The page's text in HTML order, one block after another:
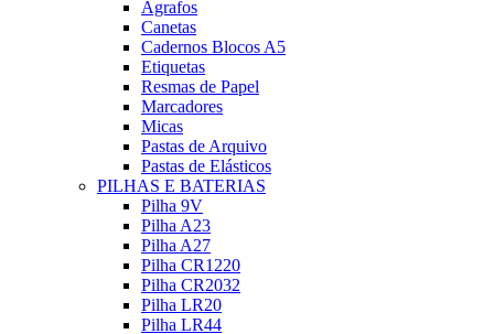
Agrafos
Canetas
Cadernos Blocos A5
Etiquetas
Resmas de Papel
Marcadores
Micas
Pastas de Arquivo
Pastas de Elásticos
PILHAS E BATERIAS
Pilha 9V
Pilha A23
Pilha A27
Pilha CR1220
Pilha CR2032
Pilha LR20
Pilha LR44